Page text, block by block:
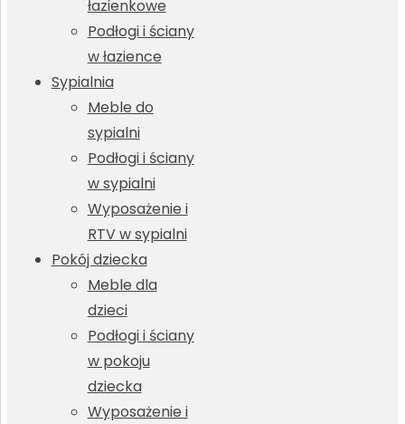
łazienkowe
Podłogi i ściany
w łazience
Sypialnia
Meble do
sypialni
Podłogi i ściany
w sypialni
Wyposażenie i
RTV w sypialni
Pokój dziecka
Meble dla
dzieci
Podłogi i ściany
w pokoju
dziecka
Wyposażenie i